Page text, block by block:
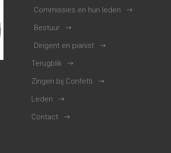
Commissies en hun leden
Bestuur
Dirigent en pianist
Terugblik
Zingen bij Confetti
Leden
Contact